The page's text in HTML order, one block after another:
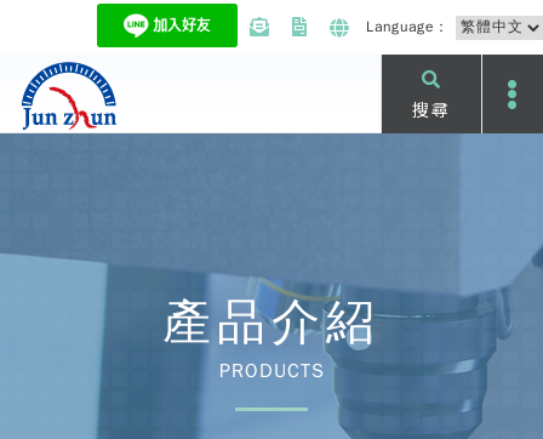
Language：
搜尋
產品介紹
PRODUCTS